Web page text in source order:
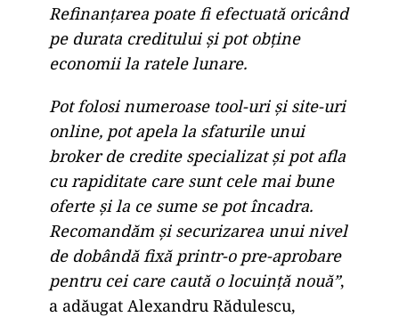
Refinanțarea poate fi efectuată oricând
pe durata creditului și pot obține
economii la ratele lunare.
Pot folosi numeroase tool-uri și site-uri
online, pot apela la sfaturile unui
broker de credite specializat și pot afla
cu rapiditate care sunt cele mai bune
oferte și la ce sume se pot încadra.
Recomandăm și securizarea unui nivel
de dobândă fixă printr-o pre-aprobare
pentru cei care caută o locuință nouă”,
a adăugat Alexandru Rădulescu,